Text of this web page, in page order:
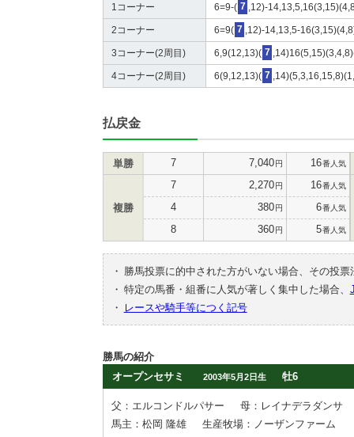
1コーナー 6=9-( 7 ,12)-
2コーナー 6=9( 7 ,12)-14,13,5-
3コーナー(2周目) 6,9(12,13)( 7
4コーナー(2周目) 6(9,12,13)( 7
払戻金
単勝 7 7,040円 16番人気
複勝
7 2,270円 16番人気
4 380円 6番人気
8 360円 5番人気
・
勝馬投票に的中された方がいない場合、その投
・ 特定の馬番・組番に人気が著しく集中した場合、
・
レースや騎手等につく記号
勝馬の紹介
オープンセサミ
2003年5月2日生 牡6
父：エルコンドルパサー
母：レイナデラダンサ
馬主：松岡 隆雄
生産牧場：ノーザンファーム